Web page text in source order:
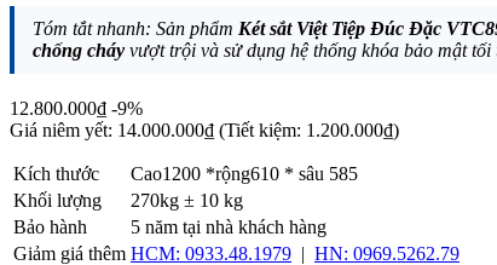
Tóm tắt nhanh: Sản phẩm Két sắt Việt Tiệp Đúc Đặc
chống cháy vượt trội và sử dụng hệ thống khóa bảo mật tối
12.800.000₫ -9%
Giá niêm yết: 14.000.000₫ (Tiết kiệm: 1.200.000₫)
Kích thước
Cao1200 *rộng610 * sâu 585
Khối lượng
270kg ± 10 kg
Bảo hành
5 năm tại nhà khách hàng
Giảm giá thêm HCM: 0933.48.1979 | HN: 0969.5262.79